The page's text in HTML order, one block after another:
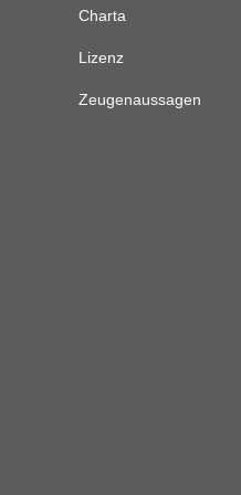
Charta
Lizenz
Zeugenaussagen